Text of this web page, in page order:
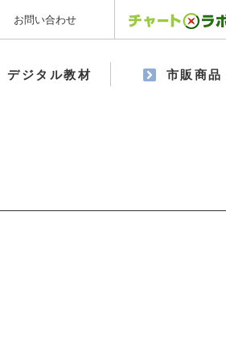
お問い合わせ
デジタル教材 市販商品